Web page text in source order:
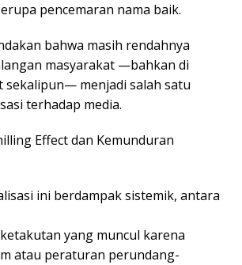
pencemaran nama baik.
bahwa masih rendahnya
masyarakat —bahkan di
sekalipun— menjadi salah satu
terhadap media.
Effect dan Kemunduran
ini berdampak sistemik, antara
yang muncul karena
atau peraturan perundang-